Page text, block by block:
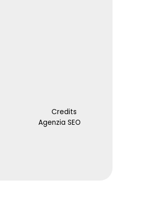
Credits
Agenzia SEO